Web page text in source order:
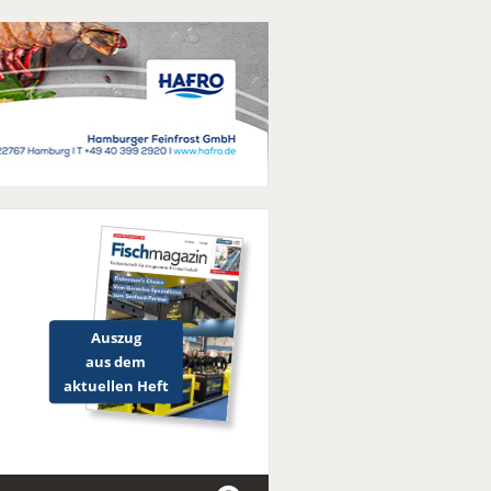
Auszug
aus dem
aktuellen Heft